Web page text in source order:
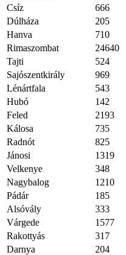
Csíz
666
Dúlháza
205
Hanva
710
Rimaszombat
24640
Tajti
524
Sajószentkirály
969
Lénártfala
543
Hubó
142
Feled
2193
Kálosa
735
Radnót
825
Jánosi
1319
Velkenye
348
Nagybalog
1210
Pádár
185
Alsóvály
333
Várgede
1577
Rakottyás
317
Darnya
204